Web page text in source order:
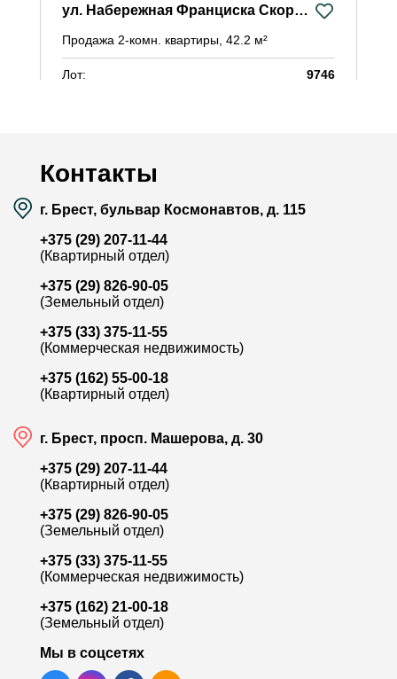
ул. Набережная Франциска Скорины
Продажа 2-комн. квартиры, 42.2 м²
Лот:
9746
Продажа 2-комн. квартиры, 51.5 м²
Лот:
Площадь:
Смотреть на карте
Контакты
г. Брест, бульвар Космонавтов, д. 115
+375 (29) 207-11-44
(Квартирный отдел)
+375 (29) 826-90-05
(Земельный отдел)
+375 (33) 375-11-55
(Коммерческая недвижимость)
+375 (162) 55-00-18
(Квартирный отдел)
г. Брест, просп. Машерова, д. 30
+375 (29) 207-11-44
(Квартирный отдел)
+375 (29) 826-90-05
(Земельный отдел)
+375 (33) 375-11-55
(Коммерческая недвижимость)
+375 (162) 21-00-18
(Земельный отдел)
Мы в соцсетях